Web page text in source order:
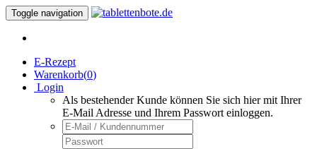
Toggle navigation
E-Rezept
Warenkorb(0)
Login
Als bestehender Kunde können Sie sich hier mit Ihrer
E-Mail Adresse und Ihrem Passwort einloggen.